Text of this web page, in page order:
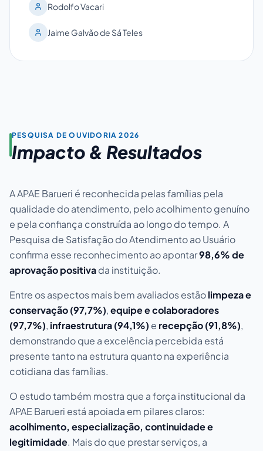
Rodolfo Vacari
Jaime Galvão de Sá Teles
PESQUISA DE OUVIDORIA 2026
Impacto & Resultados
A APAE Barueri é reconhecida pelas famílias pela
qualidade do atendimento, pelo acolhimento genuíno
e pela confiança construída ao longo do tempo. A
Pesquisa de Satisfação do Atendimento ao Usuário
confirma esse reconhecimento ao apontar98,6% de
aprovação positivada instituição.
Entre os aspectos mais bem avaliados estãolimpeza e
conservação (97,7%),equipe e colaboradores
(97,7%), infraestrutura (94,1%) e recepção (91,8%),
demonstrando que a excelência percebida está
presente tanto na estrutura quanto na experiência
cotidiana das famílias.
O estudo também mostra que a força institucional da
APAE Barueri está apoiada em pilares claros:
acolhimento, especialização, continuidade e
legitimidade. Mais do que prestar serviços, a